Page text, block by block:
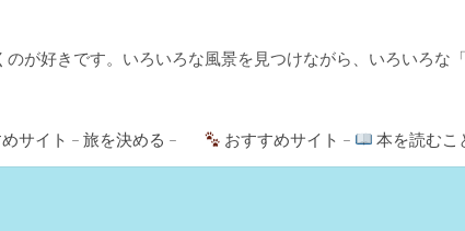
のが好きです。いろいろな風景を見つけながら、いろいろな
サイト – 旅を決める – おすすめサイト – 本を読むこ